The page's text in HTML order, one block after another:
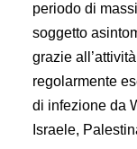
periodo di
soggetto
grazie
regolarmente
di infezione da
Israele,